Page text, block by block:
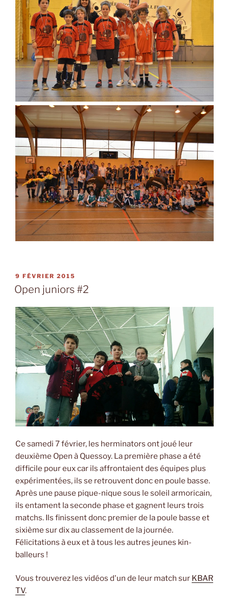
PUBLIÉ
LE
9 FÉVRIER 2015
Open juniors #2
Ce samedi 7 février, les herminators ont joué leur
deuxième Open à Quessoy. La première phase a été
difficile pour eux car ils affrontaient des équipes plus
expérimentées, ils se retrouvent donc en poule basse.
Après une pause pique-nique sous le soleil armoricain,
ils entament la seconde phase et gagnent leurs trois
matchs. Ils finissent donc premier de la poule basse et
sixième sur dix au classement de la journée.
Félicitations à eux et à tous les autres jeunes kin-
balleurs !
Vous trouverez les vidéos d'un de leur match sur KBAR
TV.